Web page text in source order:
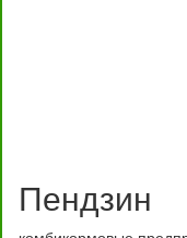
Пендзин